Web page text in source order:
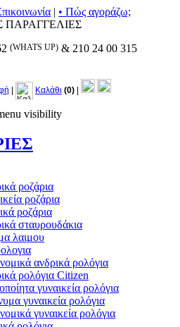
| • Πώς αγοράζω;
(WHATS UP) & 210 24 00 315
Καλάθι (0)
visibility
ροζάρια
ροζάρια
ροζάρια
σταυρουδάκια
λαιμου
ανδρικά ρολόγια
ρολόγια Citizen
γυναικεία ρολόγια
γυναικεία ρολόγια
γυναικεία ρολόγια